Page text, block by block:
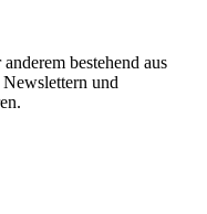
bestehend aus
und